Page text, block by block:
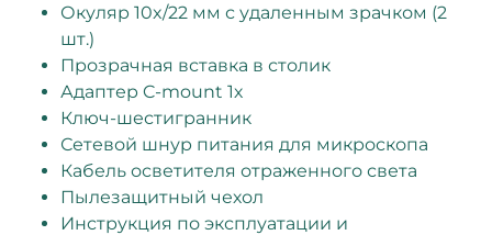
Окуляр 10x/22 мм с удаленным зрачком (2
шт.)
Прозрачная вставка в столик
Адаптер C-mount 1х
Ключ-шестигранник
Сетевой шнур питания для микроскопа
Кабель осветителя отраженного света
Пылезащитный чехол
Инструкция по эксплуатации и